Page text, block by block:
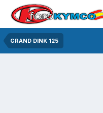
GRAND DINK 125